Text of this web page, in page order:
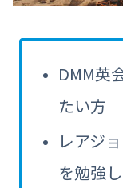
DMM英
たい方
レアジ
を勉強